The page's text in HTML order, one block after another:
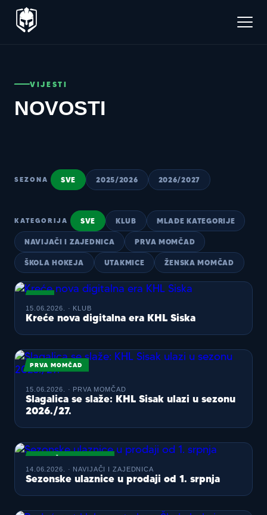
VIJESTI
NOVOSTI
SEZONA SVE 2025/2026 2026/2027
KATEGORIJA SVE KLUB MLAĐE KATEGORIJE
NAVIJAČI I ZAJEDNICA PRVA MOMČAD
ŠKOLA HOKEJA UTAKMICE ŽENSKA MOMČAD
KLUB
15.06.2026. · KLUB
Kreće nova digitalna era KHL Siska
PRVA MOMČAD
15.06.2026. · PRVA MOMČAD
Slagalica se slaže: KHL Sisak ulazi u sezonu
2026./27.
NAVIJAČI I ZAJEDNICA
14.06.2026. · NAVIJAČI I ZAJEDNICA
Sezonske ulaznice u prodaji od 1. srpnja